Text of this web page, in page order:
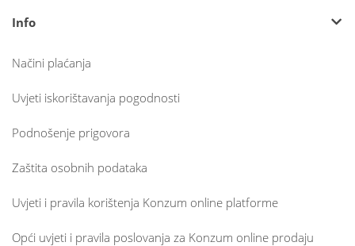
Info
Načini plaćanja
Uvjeti iskorištavanja pogodnosti
Podnošenje prigovora
Zaštita osobnih podataka
Uvjeti i pravila korištenja Konzum online platforme
Opći uvjeti i pravila poslovanja za Konzum online prodaju